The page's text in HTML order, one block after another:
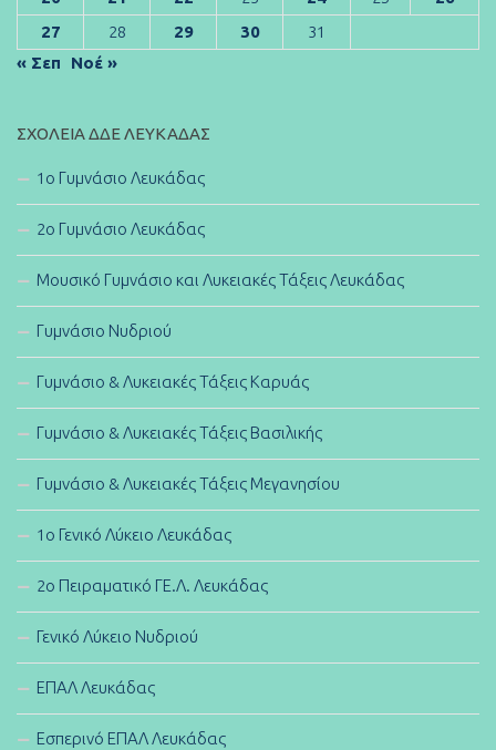
27
28 29 30
31
« Σεπ
Νοέ »
ΣΧΟΛΕΊΑ ΔΔΕ ΛΕΥΚΆΔΑΣ
1ο Γυμνάσιο Λευκάδας
2ο Γυμνάσιο Λευκάδας
Μουσικό Γυμνάσιο και Λυκειακές Τάξεις Λευκάδας
Γυμνάσιο Νυδριού
Γυμνάσιο & Λυκειακές Τάξεις Καρυάς
Γυμνάσιο & Λυκειακές Τάξεις Βασιλικής
Γυμνάσιο & Λυκειακές Τάξεις Μεγανησίου
1ο Γενικό Λύκειο Λευκάδας
2ο Πειραματικό ΓΕ.Λ. Λευκάδας
Γενικό Λύκειο Νυδριού
ΕΠΑΛ Λευκάδας
Εσπερινό ΕΠΑΛ Λευκάδας